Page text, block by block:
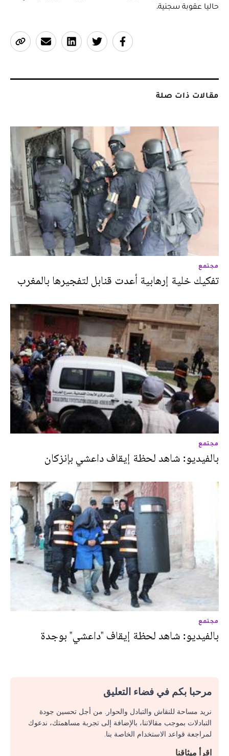
حاليا عقوبة سجنية.
مقالات ذات صلة
مجتمع
تفكيك خلية إرهابية أعدت قنابل لتفجيرها بالمغرب
مجتمع
بالفيديو: شاهد لحظة إيقاف داعشي بإنزكان
مجتمع
بالفيديو: شاهد لحظة إيقاف "داعشي" بوجدة
مرحبا بكم في فضاء التعليق
نريد مساحة للنقاش والتبادل والحوار. من أجل تحسين جودة
التبادلات بموجب مقالاتنا، بالإضافة إلى تجربة مساهمتك، ندعوك
لمراجعة قواعد الاستخدام الخاصة بنا.
اقرأ ميثاقنا